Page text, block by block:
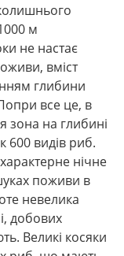
м
не настає
вміст
глибини
все це, в
зона на глибині
600 видів риб.
нічне
поживи в
невелика
добових
Великі косяки